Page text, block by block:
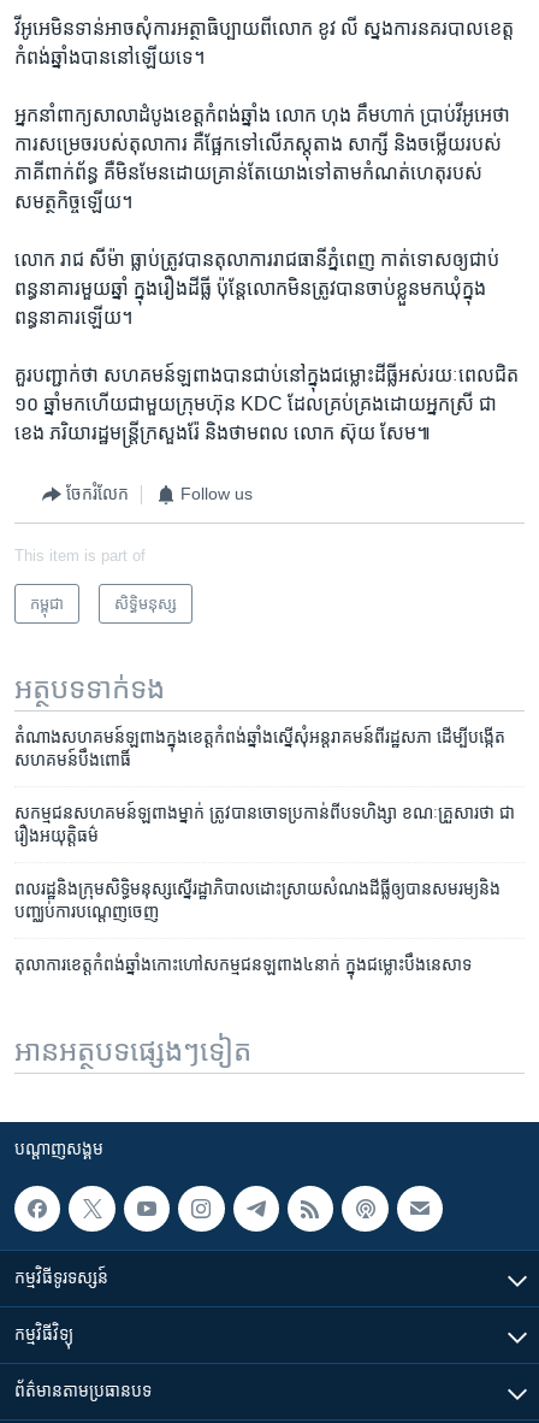
វី​អូអេ​មិន​ទាន់​អាច​សុំ​ការ​អត្ថាធិប្បាយ​ពី​លោក ខូវ​ លី ស្នងការ​នគរបាល​ខេត្ត​
កំពង់​ឆ្នាំង​បាន​នៅ​ឡើយ​ទេ។
អ្នក​នាំ​ពាក្យ​សាលា​ដំបូង​ខេត្ត​កំពង់ឆ្នាំង លោក ហុង គឹមហាក់ ប្រាប់​វីអូអេ​ថា ​
ការ​សម្រេច​របស់​តុលាការ គឺ​ផ្អែក​ទៅ​លើ​ភស្តុតាង​ សាក្សី និង​ចម្លើយ​របស់​
ភាគី​ពាក់ព័ន្ធ គឺ​មិន​មែន​ដោយ​គ្រាន់​តែ​យោង​ទៅ​តាម​កំណត់​ហេតុ​របស់​
សមត្ថកិច្ច​ឡើយ។
​លោក រាជ សីម៉ា ធ្លាប់​ត្រូវ​បាន​តុលាការ​រាជធានី​ភ្នំពេញ​ កាត់​ទោស​ឲ្យ​ជាប់​
ពន្ធនាគារ​មួយ​ឆ្នាំ ក្នុង​រឿង​ដី​ធ្លី ប៉ុន្តែ​លោក​មិនត្រូវ​បាន​ចាប់​ខ្លួន​មក​ឃុំ​ក្នុង​
ពន្ធនាគារ​ឡើយ។
គួរ​បញ្ជាក់ថា ​សហគមន៍​ឡពាង​បាន​ជាប់​នៅ​ក្នុង​ជម្លោះ​ដី​ធ្លី​អស់​រយៈ​ពេល​ជិត​
១០ ​ឆ្នាំ​មក​ហើយ​ជាមួយ​ក្រុម​ហ៊ុន​ KDC ដែល​គ្រប់​គ្រង​ដោយ​អ្នក​ស្រី ជា
ខេង ភរិយា​រដ្ឋមន្រ្តី​ក្រសួង​រ៉ែ និង​ថាមពល លោក ស៊ុយ សែម៕
ចែករំលែក Follow us
This item is part of
កម្ពុជា សិទ្ធិ​មនុស្ស
អត្ថបទ​ទាក់ទង
តំណាង​សហគមន៍​ឡ​ពាង​ក្នុង​ខេត្ត​កំពង់​ឆ្នាំង​ស្នើ​សុំ​អន្តរាគមន៍​ពី​រដ្ឋសភា ដើម្បី​បង្កើត​​
សហគមន៍​បឹង​ពោធិ៍
សកម្មជន​សហគមន៍​ឡ​ពាង​ម្នាក់ ត្រូវបាន​ចោទ​ប្រកាន់​ពី​បទហិង្សា ខណៈ​គ្រួសារ​ថា ជា​
រឿង​អយុត្តិធម៌
ពលរដ្ឋ​និង​ក្រុម​សិទ្ធិ​មនុស្ស​ស្នើ​រដ្ឋា​ភិបាល​ដោះ​ស្រាយ​សំណង​ដី​ធ្លី​ឲ្យ​បាន​សម​រម្យ​និង​
បញ្ឈប់​ការ​បណ្តេញ​ចេញ
តុលាការ​ខេត្ត​កំពង់​ឆ្នាំង​កោះ​ហៅ​សកម្ម​ជន​​ឡពាង​៤​នាក់ ក្នុង​ជម្លោះ​បឹងនេសាទ
អានអត្ថបទផ្សេងៗទៀត
បណ្តាញ​សង្គម
កម្មវិធី​ទូរទស្សន៍
កម្មវិធី​វិទ្យុ
ព័ត៌មាន​តាមប្រធានបទ​